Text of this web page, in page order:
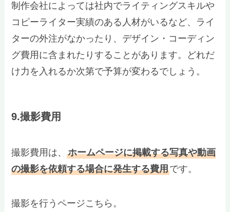
制作会社によっては社内でライティングスキルや
コピーライター実績のある人材がいるなど、ライ
ターの外注がなかったり、デザイン・コーディン
グ費用に含まれたりすることがあります。どれだ
け力を入れるか次第で予算が変わるでしょう。
9.撮影費用
撮影費用は、ホームページに掲載する写真や動画
の撮影を依頼する場合に発生する費用です。
撮影を行うページこちら。